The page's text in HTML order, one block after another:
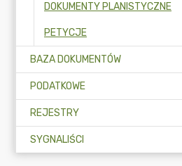
DOKUMENTY PLANISTYCZNE
PETYCJE
BAZA DOKUMENTÓW
PODATKOWE
REJESTRY
SYGNALIŚCI